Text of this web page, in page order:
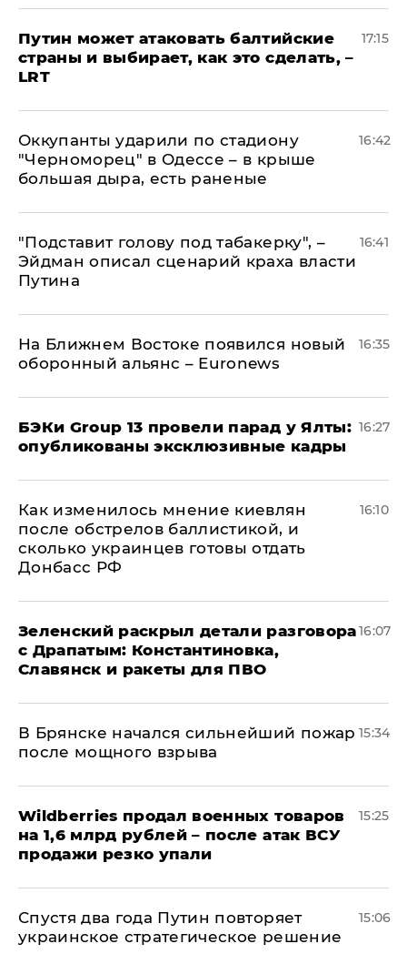
Путин может атаковать балтийские
страны и выбирает, как это сделать, –
LRT
17:15
Оккупанты ударили по стадиону
"Черноморец" в Одессе – в крыше
большая дыра, есть раненые
16:42
​"Подставит голову под табакерку", –
Эйдман описал сценарий краха власти
Путина
16:41
На Ближнем Востоке появился новый
оборонный альянс – Euronews
16:35
​БЭКи Group 13 провели парад у Ялты:
опубликованы эксклюзивные кадры
16:27
Как изменилось мнение киевлян
после обстрелов баллистикой, и
сколько украинцев готовы отдать
Донбасс РФ
16:10
​Зеленский раскрыл детали разговора
с Драпатым: Константиновка,
Славянск и ракеты для ПВО
16:07
В Брянске начался сильнейший пожар
после мощного взрыва
15:34
​Wildberries продал военных товаров
на 1,6 млрд рублей – после атак ВСУ
продажи резко упали
15:25
Спустя два года Путин повторяет
украинское стратегическое решение
15:06